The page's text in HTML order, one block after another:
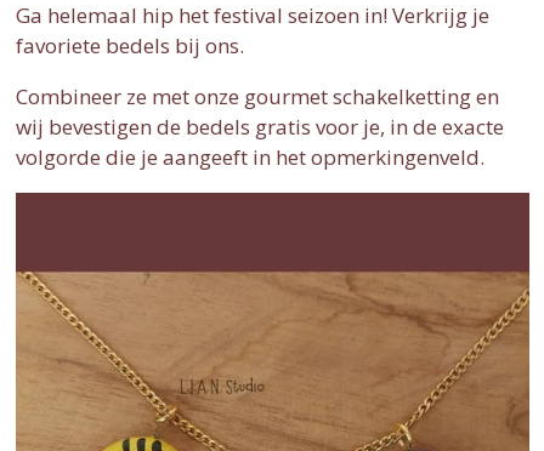
Ga helemaal hip het festival seizoen in! Verkrijg je
favoriete bedels bij ons.
Combineer ze met onze gourmet schakelketting en
wij bevestigen de bedels gratis voor je, in de exacte
volgorde die je aangeeft in het opmerkingenveld.